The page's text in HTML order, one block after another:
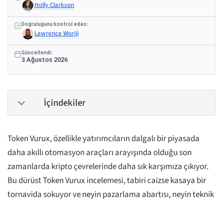
Holly Clarkson
Doğruluğunu kontrol eden:
Lawrence Woriji
Güncellendi:
3 Ağustos 2026
İçindekiler
Token Vurux, özellikle yatırımcıların dalgalı bir piyasada
daha akıllı otomasyon araçları arayışında olduğu son
zamanlarda kripto çevrelerinde daha sık karşımıza çıkıyor.
Bu dürüst Token Vurux incelemesi, tabiri caizse kasaya bir
tornavida sokuyor ve neyin pazarlama abartısı, neyin teknik